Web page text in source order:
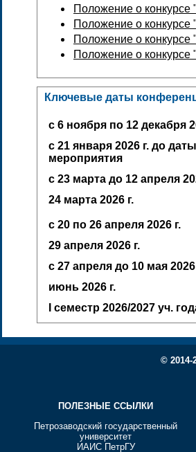
Положение о конкурсе
Положение о конкурсе
Положение о конкурсе
Положение о
Ключевые даты
с 6 ноября по 12 декабря
с 21 января 2026 г. до даты
мероприятия
с 23 марта до 12 апреля
24 марта 2026 г.
с 20 по 26 апреля 2026 г.
29 апреля 2026 г.
с 27 апреля до 10 мая 2026
июнь 2026 г.
I семестр 2026/2027 уч.
© 2014-
ПОЛЕЗНЫЕ ССЫЛКИ
Петрозаводский государственный
университет
ИАИС ПетрГУ